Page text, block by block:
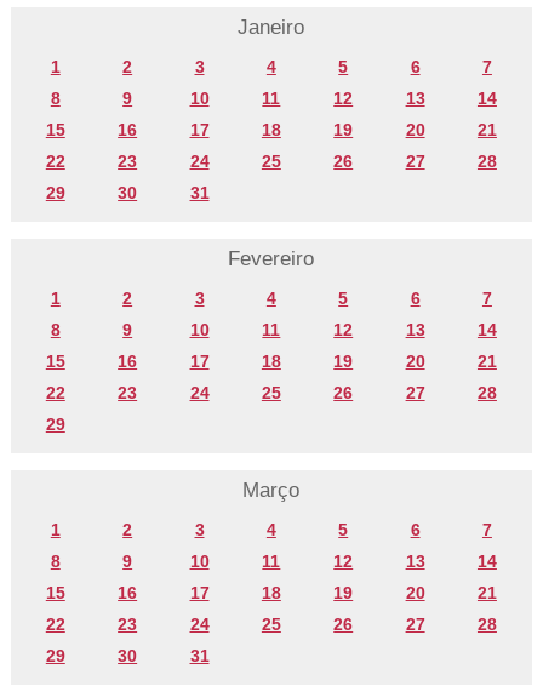
Janeiro
1 2 3 4 5 6
7
8
9 10 11 12 13
14
15
16 17 18 19 20
21
22
23 24 25 26 27
28
29
30 31
Fevereiro
1 2 3 4 5 6
7
8
9 10 11 12 13
14
15
16 17 18 19 20
21
22
23 24 25 26 27
28
29
Março
1 2 3 4 5 6
7
8
9 10 11 12 13
14
15
16 17 18 19 20
21
22
23 24 25 26 27
28
29
30 31